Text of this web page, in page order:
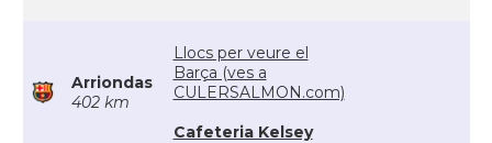
Arriondas
402 km
Llocs per veure el
Barça (ves a
CULERSALMON.com)
Cafeteria Kelsey